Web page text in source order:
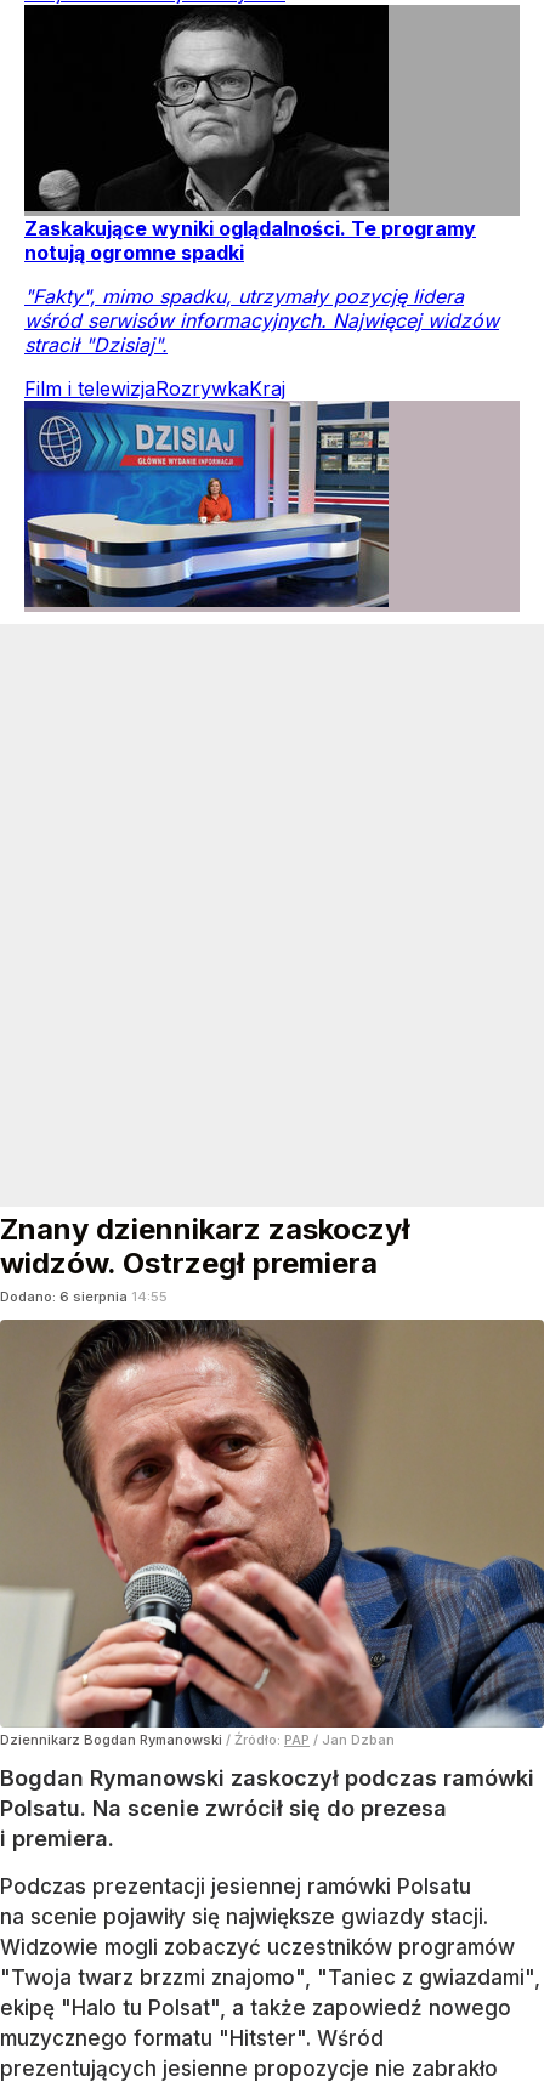
Zaskakujące wyniki oglądalności. Te programy
notują ogromne spadki
"Fakty", mimo spadku, utrzymały pozycję lidera
wśród serwisów informacyjnych. Najwięcej widzów
stracił "Dzisiaj".
Film i telewizjaRozrywkaKraj
Znany dziennikarz zaskoczył
widzów. Ostrzegł premiera
Dodano: 6 sierpnia 14:55
Dziennikarz Bogdan Rymanowski / Źródło: PAP / Jan Dzban
Bogdan Rymanowski zaskoczył podczas ramówki
Polsatu. Na scenie zwrócił się do prezesa
i premiera.
Podczas prezentacji jesiennej ramówki Polsatu
na scenie pojawiły się największe gwiazdy stacji.
Widzowie mogli zobaczyć uczestników programów
"Twoja twarz brzzmi znajomo", "Taniec z gwiazdami",
ekipę "Halo tu Polsat", a także zapowiedź nowego
muzycznego formatu "Hitster". Wśród
prezentujących jesienne propozycje nie zabrakło